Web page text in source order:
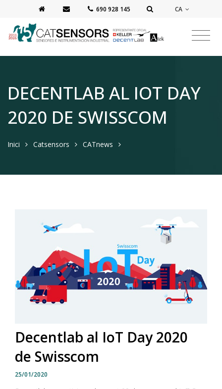
‭690 928 145‬ CA
DECENTLAB AL IOT DAY
2020 DE SWISSCOM
Inici Catsensors CATnews
Decentlab al IoT Day 2020
de Swisscom
25/01/2020